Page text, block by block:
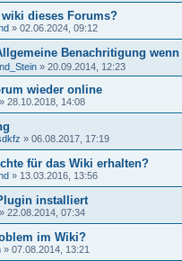
dieses Forums?
» 02.06.2024, 09:12
Benachritigung
» 20.09.2014, 12:23
wieder online
» 28.10.2018, 14:08
» 06.08.2017, 17:19
für das Wiki erhalten?
» 13.03.2016, 13:56
installiert
» 22.08.2014, 07:34
im Wiki?
» 07.08.2014, 13:21